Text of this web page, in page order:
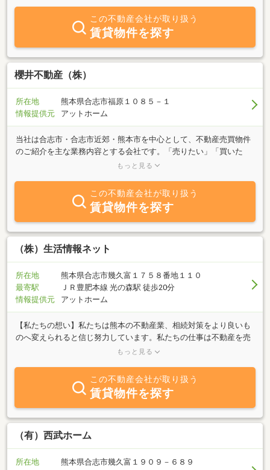
古リフォーム物件の仲介手数料を無料にさせていただき、他の不動
産業屋さんでは請求される「住宅ローン申込代行手数料」「契約書
類作成費用」「物件調査費用」などは一切いただかない仲介、つま
り、【九州トータルハウジング】は、仲介手数料「ゼロ」＋余分な
費用「ゼロ」で余計なお金の不安を抱えず購入していただくシステ
ムをカタチにしています。自社の経費削減によって、未来の家を安
SUUMO（スーモ）・HOME'S（ホームズ）・at home（アットホー
ム）・すまいーだ（飯田グループ）・カチタス・リッセットハウス
て（建売住宅）・中古リフォーム戸建ても全てご紹介可能です。
この不動産会社が取り扱う
賃貸物件を探す
櫻井不動産（株）
所在地
熊本県合志市福原１０８５－１
情報提供元
アットホーム
当社は合志市・合志市近郊・熊本市を中心として、不動産売買物件
のご紹介を主な業務内容とする会社です。「売りたい」「買いた
い」熊本市に限らず、合志市等近郊から熊本県内の物件を幅広くご
ご相談ください。お客様のご要望に併せたスピーディーな対応を心
掛けています。スタッフが親身になってご要望にお答え致しますの
で、まずはお気軽にご相談ください。
もっと見る
この不動産会社が取り扱う
賃貸物件を探す
（株）生活情報ネット
所在地
熊本県合志市幾久富１７５８番地１１０
最寄駅
ＪＲ豊肥本線 光の森駅 徒歩20分
情報提供元
アットホーム
【私たちの想い】私たちは熊本の不動産業、相続対策をより良いも
のへ変えられると信じ努力しています。私たちの仕事は不動産を売
る事ではありません。「不動産の売却・購入を通して、お客様の悩
貸すことではありません。「不動産の賃貸・管理・資産運用を通じ
て、地主様・投資家様の資産を最大化し、未来を創造すること」で
す。私たちの仕事は不動産建築ありきの相続対策ではありません。
「不動産の10年後、20年後の資産価値を考え、ご家族の幸せを計画
し、未来を創造すること」です。私たちにご相談頂ければ、不動
産・相続に精通したプロが、お客様の悩みを解決し、期待を超える
不動産売買・不動産コンサルティング・相続計画で、「ご提案の
もっと見る
この不動産会社が取り扱う
賃貸物件を探す
（有）西武ホーム
所在地
熊本県合志市幾久富１９０９－６８９